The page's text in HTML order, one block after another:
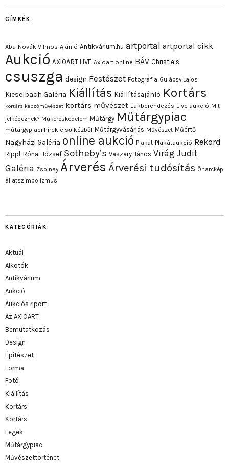
CÍMKÉK
Aba-Novák Vilmos Ajánló Antikvárium.hu artportal artportal cikk
Aukció AXIOART LIVE Axioart online BÁV Christie’s
csuszga design Festészet Fotográfia Gulácsy Lajos
Kieselbach Galéria Kiállítás Kiállításajánló Kortárs
Kortárs képzőművészet kortárs művészet Lakberendezés Live aukció Mit
jelképeznek? Műkereskedelem Műtárgy Műtárgypiac
műtárgypiaci hírek első kézből Műtárgyvásárlás Művészet Műértő
Nagyházi Galéria online aukció Plakát Plakátaukció Rekord
Rippl-Rónai József Sotheby’s Vaszary János Virág Judit
Galéria Zsolnay Árverés Árverési tudósítás Önarckép
állatszimbolizmus
KATEGÓRIÁK
Aktuál
Alkotók
Antikvárium
Aukció
Aukciós riport
Az AXIOART
Bemutatkozás
Design
Építészet
Forma
Fotó
Kiállítás
Kortárs
Kortárs
Legek
Műtárgypiac
Művészettörténet